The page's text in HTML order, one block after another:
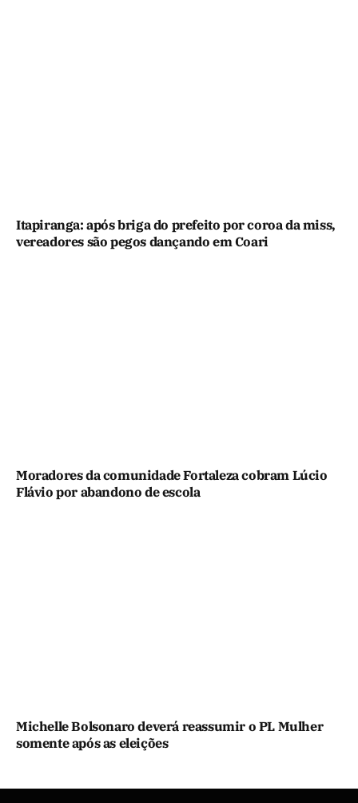
Itapiranga: após briga do prefeito por coroa da miss,
vereadores são pegos dançando em Coari
Moradores da comunidade Fortaleza cobram Lúcio
Flávio por abandono de escola
Michelle Bolsonaro deverá reassumir o PL Mulher
somente após as eleições